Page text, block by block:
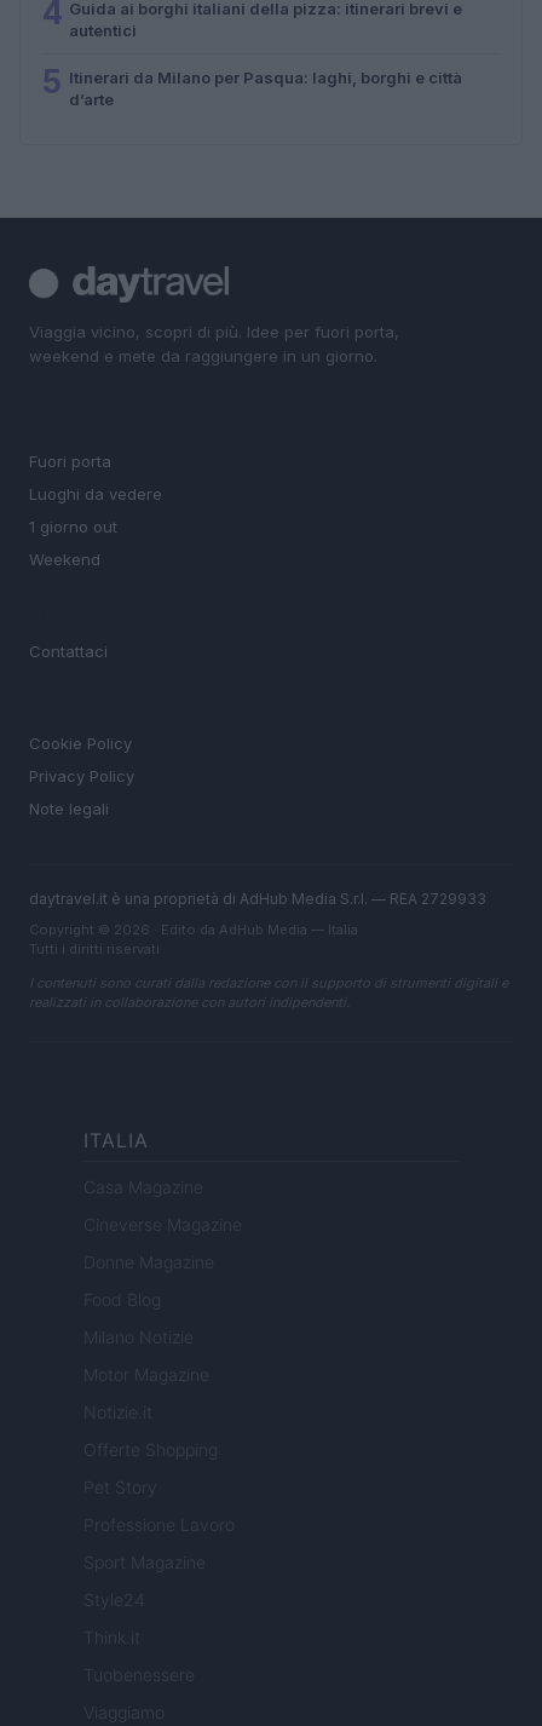
4 Guida ai borghi italiani della pizza: itinerari brevi e
autentici
5 Itinerari da Milano per Pasqua: laghi, borghi e città
d’arte
Viaggia vicino, scopri di più. Idee per fuori porta,
weekend e mete da raggiungere in un giorno.
Fuori porta
Luoghi da vedere
1 giorno out
Weekend
Contattaci
Cookie Policy
Privacy Policy
Note legali
daytravel.it è una proprietà di AdHub Media S.r.l. — REA 2729933
Copyright © 2026 · Edito da AdHub Media — Italia
Tutti i diritti riservati
I contenuti sono curati dalla redazione con il supporto di strumenti digitali e
realizzati in collaborazione con autori indipendenti.
ITALIA
Casa Magazine
Cineverse Magazine
Donne Magazine
Food Blog
Milano Notizie
Motor Magazine
Notizie.it
Offerte Shopping
Pet Story
Professione Lavoro
Sport Magazine
Style24
Think.it
Tuobenessere
Viaggiamo